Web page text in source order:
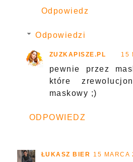
Odpowiedz
Odpowiedzi
ZUZKAPISZE.PL 15
pewnie przez
które
maskowy ;)
ODPOWIEDZ
ŁUKASZ BIER 15 MARCA